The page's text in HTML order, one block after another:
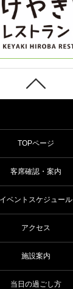
TOPページ
客席確認・案内
イベントスケジュール
アクセス
施設案内
当日の過ごし方